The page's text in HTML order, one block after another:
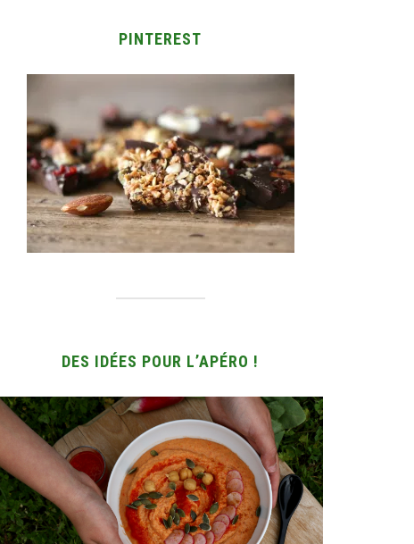
PINTEREST
DES IDÉES POUR L’APÉRO !